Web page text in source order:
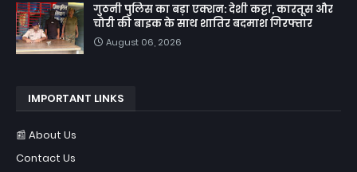
गुठनी पुलिस का बड़ा एक्शन: देशी कट्टा, कारतूस और
चोरी की बाइक के साथ शातिर बदमाश गिरफ्तार
August 06, 2026
IMPORTANT LINKS
📰 About Us
Contact Us